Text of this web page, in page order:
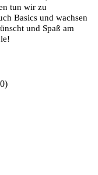
tun wir zu
Basics und wachsen
und Spaß am